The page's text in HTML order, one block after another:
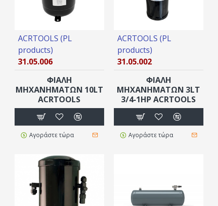
ACRTOOLS (PL
products)
31.05.006
ΦΙΑΛΗ
ΜΗΧΑΝΗΜΑΤΩΝ 10LT
ACRTOOLS
Αγοράστε τώρα
ACRTOOLS (PL
products)
31.05.002
ΦΙΑΛΗ
ΜΗΧΑΝΗΜΑΤΩΝ 3LT
3/4-1ΗΡ ACRTOOLS
Αγοράστε τώρα